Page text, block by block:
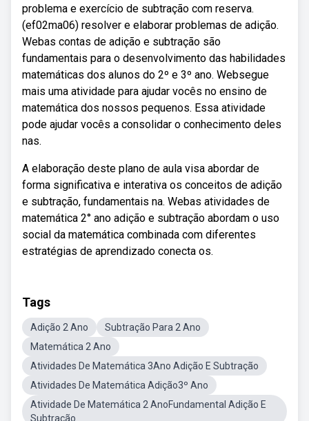
problema e exercício de subtração com reserva.
(ef02ma06) resolver e elaborar problemas de adição.
Webas contas de adição e subtração são
fundamentais para o desenvolvimento das habilidades
matemáticas dos alunos do 2º e 3º ano. Websegue
mais uma atividade para ajudar vocês no ensino de
matemática dos nossos pequenos. Essa atividade
pode ajudar vocês a consolidar o conhecimento deles
nas.
A elaboração deste plano de aula visa abordar de
forma significativa e interativa os conceitos de adição
e subtração, fundamentais na. Webas atividades de
matemática 2° ano adição e subtração abordam o uso
social da matemática combinada com diferentes
estratégias de aprendizado conecta os.
Tags
Adição 2 Ano
Subtração Para 2 Ano
Matemática 2 Ano
Atividades De Matemática 3Ano Adição E Subtração
Atividades De Matemática Adição3º Ano
Atividade De Matemática 2 AnoFundamental Adição E
Subtração